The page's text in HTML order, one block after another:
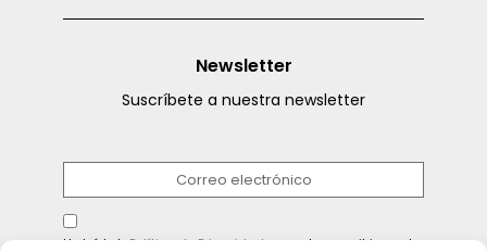
Newsletter
Suscríbete a nuestra newsletter
He leído la Política de Privacidad y acepto suscribirme al